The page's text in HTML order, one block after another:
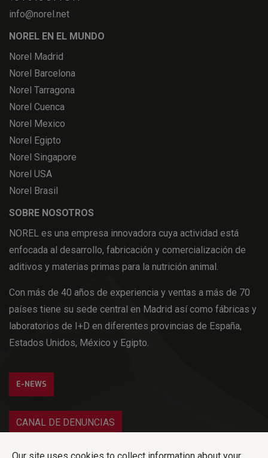
info@norel.net
NOREL EN EL MUNDO
Norel Madrid
Norel Barcelona
Norel Tarragona
Norel Cuenca
Norel Mexico
Norel Egipto
Norel Singapore
Norel USA
Norel Brasil
SOBRE NOSOTROS
NOREL es una empresa innovadora cuya actividad está
enfocada al desarrollo, fabricación y comercialización de
aditivos y materias primas para la nutrición animal.
Con más de 40 años de experiencia y ventas a más de 70
países tiene su sede central en Madrid así como fábricas y
laboratorios de I+D en diferentes provincias de España,
Estados Unidos, México y Egipto.
E-NEWS
CANAL DE DENUNCIAS
Iniciar sesión